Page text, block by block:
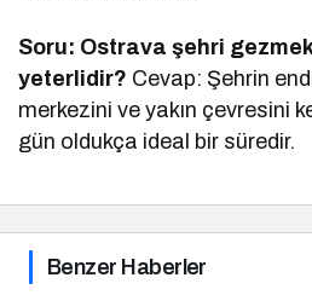
Soru: Ostrava şehri
yeterlidir? Cevap: Şehrin
merkezini ve yakın çevresini
gün oldukça ideal bir süredir.
Benzer Haberler